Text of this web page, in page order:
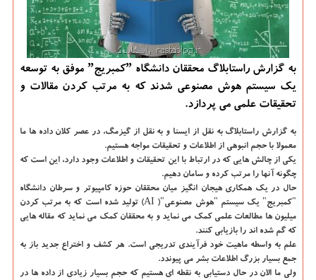
به گزارش راستابلاگ محققان دانشگاه ˮكمبریجˮ موفق به توسعه
یك سیستم هوش مصنوعی شدند كه به مرتب كردن مقالات و
تحقیقات علمی می پردازد.
به گزارش راستابلاگ به نقل از ایسنا و به نقل از گیزمگ، در عصر كلان داده ها ما
معمولا با حجم انبوهی از اطلاعات و تحقیقات مواجه هستیم.
یكی از چالش هایی كه در ارتباط با این تحقیقات و اطلاعات وجود دارد، این است كه
چگونه آنها را مرتب كرده و سامان دهیم.
حال در یك همكاری هیجان انگیز میان محققان حوزه كامپیوتر و سرطان دانشگاه
"كمبریج" یك سیستم "هوش مصنوعی"( AI) تولید شده است كه به مرتب كردن
میلیون ها مطالعات علمی كمك می نماید و به محققان كمك می نماید كه مقاله هایی
كه گم شده اند را بازیابی كنند.
علم به واسطه ماهیت خود فرآیندی تدریجی است. هر كشف و اختراع جدید باز به
جمع بسیار بزرگ اطلاعات بشر می پیوندد.
ولی ما الان در حال دستیابی به نقطه ای هستیم كه حجم بسیار زیادی از داده ها در